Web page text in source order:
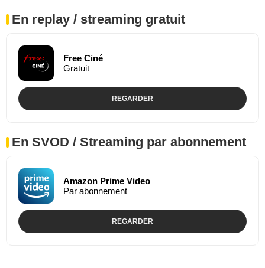
En replay / streaming gratuit
Free Ciné
Gratuit
REGARDER
En SVOD / Streaming par abonnement
Amazon Prime Video
Par abonnement
REGARDER